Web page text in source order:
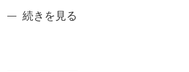
「奈良先端アントレシリーズ」
続きを見る